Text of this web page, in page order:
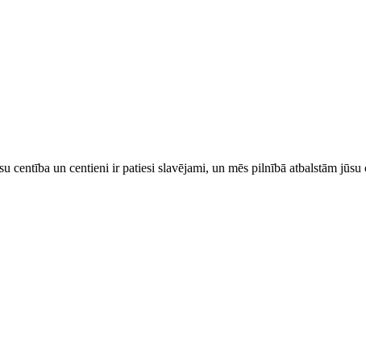
centība un centieni ir patiesi slavējami, un mēs pilnībā atbalstām